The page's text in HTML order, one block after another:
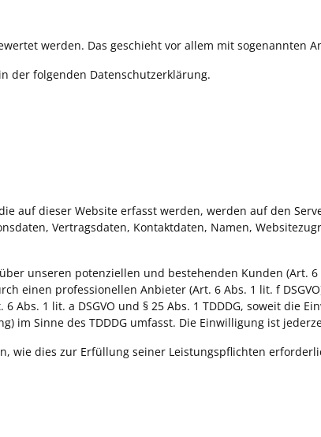
werden. Das geschieht vor allem mit sogenannten
der folgenden Datenschutzerklärung.
auf dieser Website erfasst werden, werden auf den
Vertragsdaten, Kontaktdaten, Namen,
unseren potenziellen und bestehenden Kunden (Art.
einen professionellen Anbieter (Art. 6 Abs. 1 lit. f
1 lit. a DSGVO und § 25 Abs. 1 TDDDG, soweit die
im Sinne des TDDDG umfasst. Die Einwilligung ist
wie dies zur Erfüllung seiner Leistungspflichten